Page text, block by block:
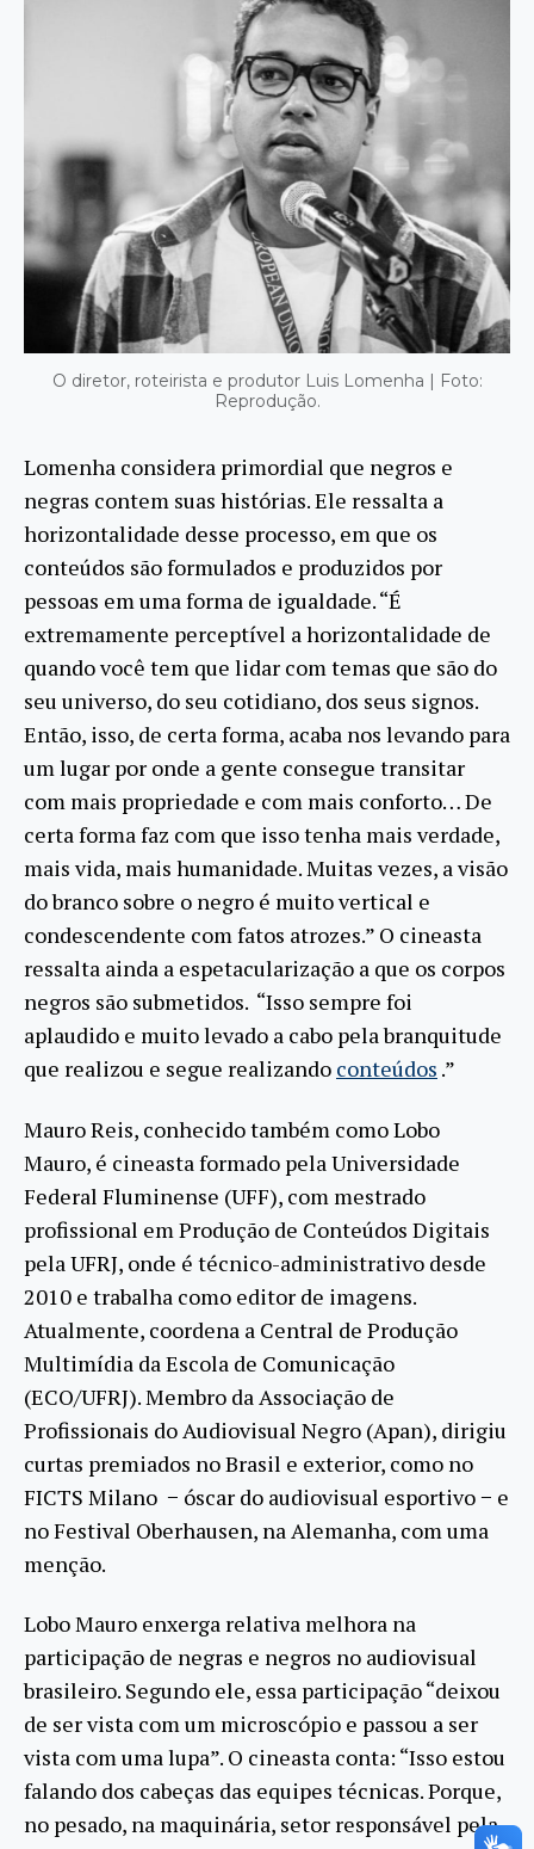
O diretor, roteirista e produtor Luis Lomenha | Foto:
Reprodução.
Lomenha considera primordial que negros e
negras contem suas histórias. Ele ressalta a
horizontalidade desse processo, em que os
conteúdos são formulados e produzidos por
pessoas em uma forma de igualdade. “É
extremamente perceptível a horizontalidade de
quando você tem que lidar com temas que são do
seu universo, do seu cotidiano, dos seus signos.
Então, isso, de certa forma, acaba nos levando para
um lugar por onde a gente consegue transitar
com mais propriedade e com mais conforto… De
certa forma faz com que isso tenha mais verdade,
mais vida, mais humanidade. Muitas vezes, a visão
do branco sobre o negro é muito vertical e
condescendente com fatos atrozes.” O cineasta
ressalta ainda a espetacularização a que os corpos
negros são submetidos. “Isso sempre foi
aplaudido e muito levado a cabo pela branquitude
que realizou e segue realizando conteúdos .”
Mauro Reis, conhecido também como Lobo
Mauro, é cineasta formado pela Universidade
Federal Fluminense (UFF), com mestrado
profissional em Produção de Conteúdos Digitais
pela UFRJ, onde é técnico-administrativo desde
2010 e trabalha como editor de imagens.
Atualmente, coordena a Central de Produção
Multimídia da Escola de Comunicação
(ECO/UFRJ). Membro da Associação de
Profissionais do Audiovisual Negro (Apan), dirigiu
curtas premiados no Brasil e exterior, como no
FICTS Milano − óscar do audiovisual esportivo − e
no Festival Oberhausen, na Alemanha, com uma
menção.
Lobo Mauro enxerga relativa melhora na
participação de negras e negros no audiovisual
brasileiro. Segundo ele, essa participação “deixou
de ser vista com um microscópio e passou a ser
vista com uma lupa”. O cineasta conta: “Isso estou
falando dos cabeças das equipes técnicas. Porque,
no pesado, na maquinária, setor responsável pela